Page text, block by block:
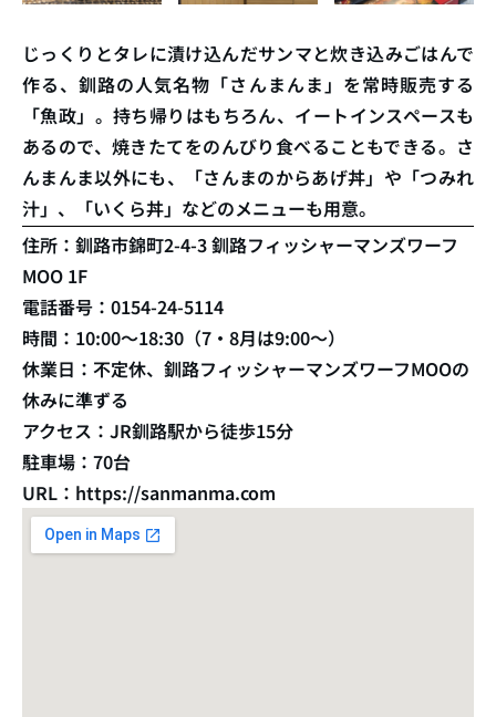
じっくりとタレに漬け込んだサンマと炊き込みごはんで
作る、釧路の人気名物「さんまんま」を常時販売する
「魚政」。持ち帰りはもちろん、イートインスペースも
あるので、焼きたてをのんびり食べることもできる。さ
んまんま以外にも、「さんまのからあげ丼」や「つみれ
汁」、「いくら丼」などのメニューも用意。
住所：釧路市錦町2-4-3 釧路フィッシャーマンズワーフ
MOO 1F
電話番号：0154-24-5114
時間：10:00〜18:30（7・8月は9:00〜）
休業日：不定休、釧路フィッシャーマンズワーフMOOの
休みに準ずる
アクセス：JR釧路駅から徒歩15分
駐車場：70台
URL：https://sanmanma.com